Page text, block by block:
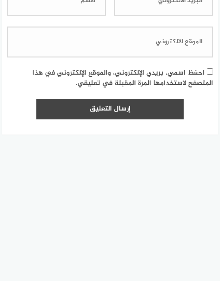
احفظ اسمي، بريدي الإلكتروني، والموقع الإلكتروني في هذا
المتصفح لاستخدامها المرة المقبلة في تعليقي.